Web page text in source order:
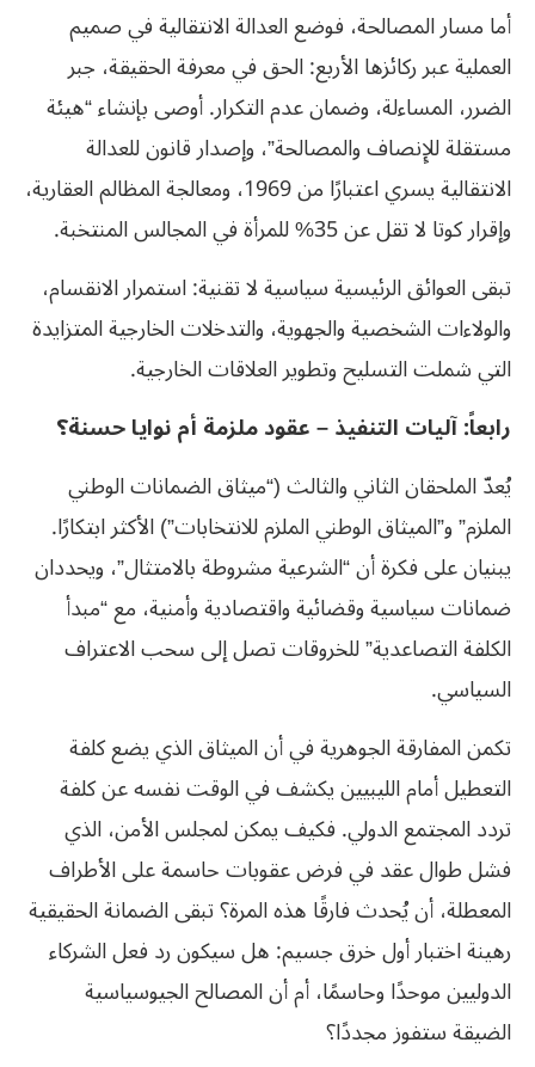
أما مسار المصالحة، فوضع العدالة الانتقالية في صميم
العملية عبر ركائزها الأربع: الحق في معرفة الحقيقة، جبر
الضرر، المساءلة، وضمان عدم التكرار. أوصى بإنشاء “هيئة
مستقلة للإِنصاف والمصالحة”، وإصدار قانون للعدالة
الانتقالية يسري اعتبارًا من 1969، ومعالجة المظالم العقارية،
وإقرار كوتا لا تقل عن 35% للمرأة في المجالس المنتخبة.
تبقى العوائق الرئيسية سياسية لا تقنية: استمرار الانقسام،
والولاءات الشخصية والجهوية، والتدخلات الخارجية المتزايدة
التي شملت التسليح وتطوير العلاقات الخارجية.
رابعاً: آليات التنفيذ – عقود ملزمة أم نوايا حسنة؟
يُعدّ الملحقان الثاني والثالث (“ميثاق الضمانات الوطني
الملزم” و”الميثاق الوطني الملزم للانتخابات”) الأكثر ابتكارًا.
يبنيان على فكرة أن “الشرعية مشروطة بالامتثال”، ويحددان
ضمانات سياسية وقضائية واقتصادية وأمنية، مع “مبدأ
الكلفة التصاعدية” للخروقات تصل إلى سحب الاعتراف
السياسي.
تكمن المفارقة الجوهرية في أن الميثاق الذي يضع كلفة
التعطيل أمام الليبيين يكشف في الوقت نفسه عن كلفة
تردد المجتمع الدولي. فكيف يمكن لمجلس الأمن، الذي
فشل طوال عقد في فرض عقوبات حاسمة على الأطراف
المعطلة، أن يُحدث فارقًا هذه المرة؟ تبقى الضمانة الحقيقية
رهينة اختبار أول خرق جسيم: هل سيكون رد فعل الشركاء
الدوليين موحدًا وحاسمًا، أم أن المصالح الجيوسياسية
الضيقة ستفوز مجددًا؟